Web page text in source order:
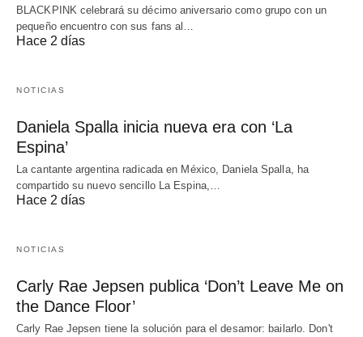
BLACKPINK celebrará su décimo aniversario como grupo con un
pequeño encuentro con sus fans al…
Hace 2 días
NOTICIAS
Daniela Spalla inicia nueva era con ‘La
Espina’
La cantante argentina radicada en México, Daniela Spalla, ha
compartido su nuevo sencillo La Espina,…
Hace 2 días
NOTICIAS
Carly Rae Jepsen publica ‘Don’t Leave Me on
the Dance Floor’
Carly Rae Jepsen tiene la solución para el desamor: bailarlo. Don't